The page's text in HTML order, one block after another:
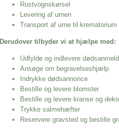
Rustvognskørsel
Levering af urnen
Transport af urne til krematorium
Derudover tilbyder vi at hjælpe med:
Udfylde og indlevere
Ansøge om begravelseshjælp
Indrykke dødsannonce
Bestille og levere blomster
Bestille og levere kranse og
Trykke salmehæfter
Reservere gravsted og bestille